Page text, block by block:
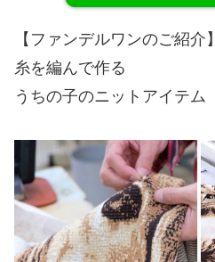
【ファンデルワンのご紹介】
糸を編んで作る
うちの子のニットアイテム